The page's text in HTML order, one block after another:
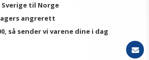
til Norge
angrerett
så sender vi varene dine i dag